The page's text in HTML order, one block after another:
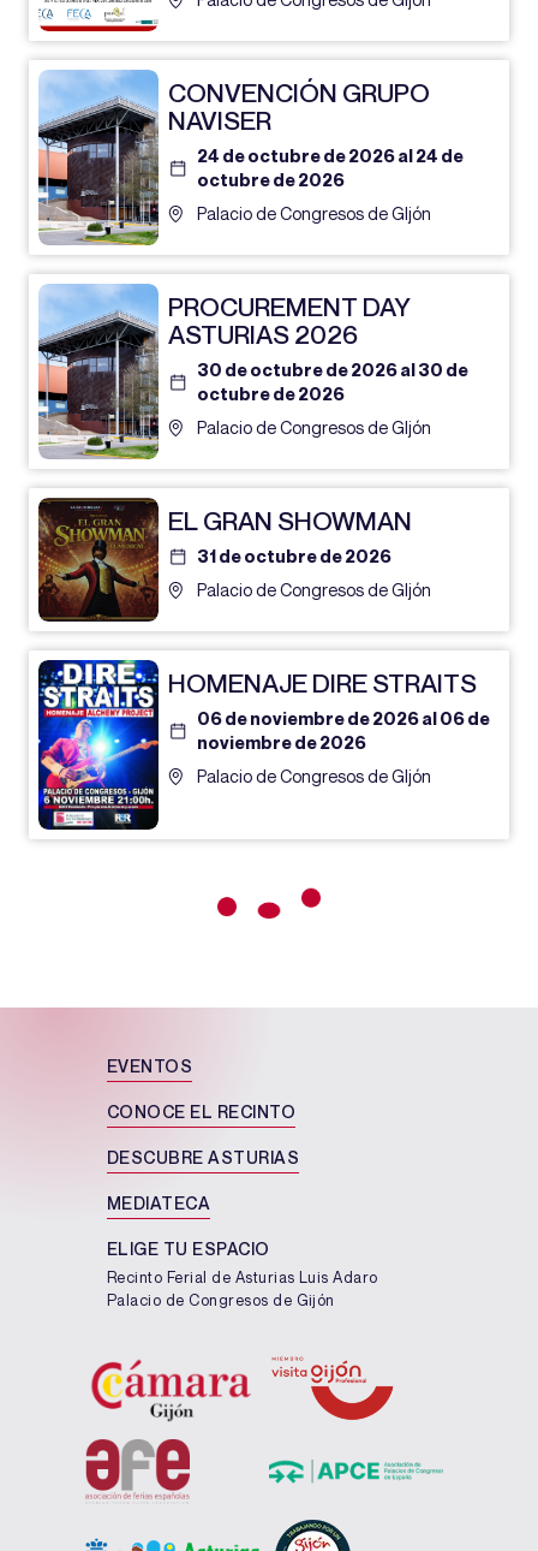
CONVENCIÓN GRUPO
NAVISER
24 de octubre de 2026 al 24 de
octubre de 2026
Palacio de Congresos de GIjón
PROCUREMENT DAY
ASTURIAS 2026
30 de octubre de 2026 al 30 de
octubre de 2026
Palacio de Congresos de GIjón
EL GRAN SHOWMAN
31 de octubre de 2026
Palacio de Congresos de GIjón
HOMENAJE DIRE STRAITS
06 de noviembre de 2026 al 06 de
noviembre de 2026
Palacio de Congresos de GIjón
EVENTOS
CONOCE EL RECINTO
DESCUBRE ASTURIAS
MEDIATECA
ELIGE TU ESPACIO
Recinto Ferial de Asturias Luis Adaro
Palacio de Congresos de Gijón